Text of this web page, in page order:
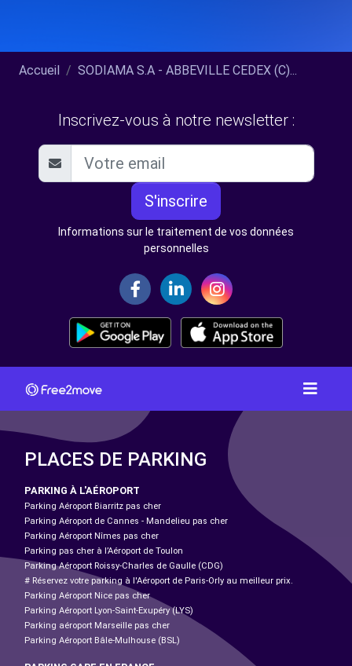
Accueil SODIAMA S.A - ABBEVILLE CEDEX (C)...
Inscrivez-vous à notre newsletter :
S'inscrire
Informations sur le traitement de vos données
personnelles
PLACES DE PARKING
PARKING À L'AÉROPORT
Parking Aéroport Biarritz pas cher
Parking Aéroport de Cannes - Mandelieu pas cher
Parking Aéroport Nîmes pas cher
Parking pas cher à l’Aéroport de Toulon
Parking Aéroport Roissy-Charles de Gaulle (CDG)
# Réservez votre parking à l'Aéroport de Paris-Orly au meilleur prix.
Parking Aéroport Nice pas cher
Parking Aéroport Lyon-Saint-Exupéry (LYS)
Parking aéroport Marseille pas cher
Parking Aéroport Bâle-Mulhouse (BSL)